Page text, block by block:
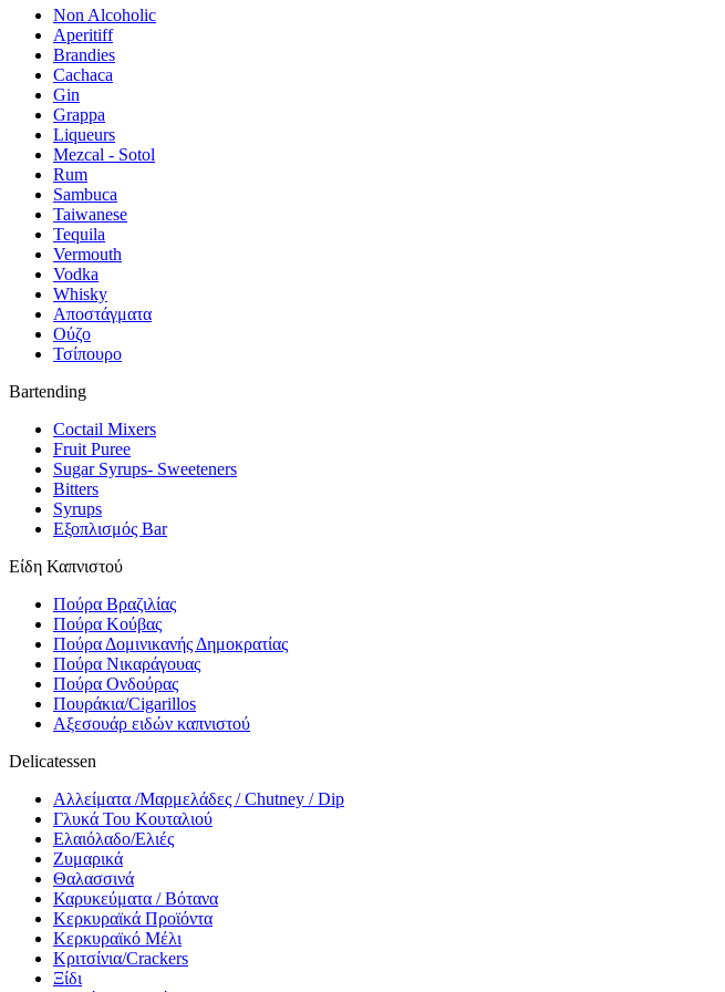
Non Alcoholic
Aperitiff
Brandies
Cachaca
Gin
Grappa
Liqueurs
Mezcal - Sotol
Rum
Sambuca
Taiwanese
Tequila
Vermouth
Vodka
Whisky
Αποστάγματα
Ούζο
Τσίπουρο
Bartending
Coctail Mixers
Fruit Puree
Sugar Syrups- Sweeteners
Bitters
Syrups
Εξοπλισμός Bar
Είδη Καπνιστού
Πούρα Βραζιλίας
Πούρα Κούβας
Πούρα Δομινικανής Δημοκρατίας
Πούρα Νικαράγουας
Πούρα Ονδούρας
Πουράκια/Cigarillos
Αξεσουάρ ειδών καπνιστού
Delicatessen
Αλλείματα /Μαρμελάδες / Chutney / Dip
Γλυκά Του Κουταλιού
Ελαιόλαδο/Ελιές
Ζυμαρικά
Θαλασσινά
Καρυκεύματα / Βότανα
Κερκυραϊκά Προϊόντα
Κερκυραϊκό Μέλι
Κριτσίνια/Crackers
Ξίδι